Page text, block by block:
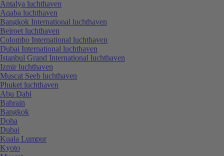
Antalya luchthaven
Aqaba luchthaven
Bangkok International luchthaven
Beiroet luchthaven
Colombo International luchthaven
Dubai International luchthaven
Istanbul Grand International luchthaven
Izmir luchthaven
Muscat Seeb luchthaven
Phuket luchthaven
Abu Dabi
Bahrain
Bangkok
Doha
Dubai
Kuala Lumpur
Kyoto